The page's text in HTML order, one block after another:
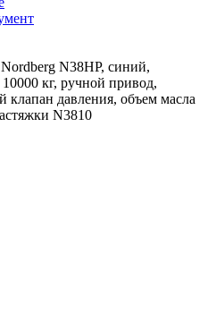
N38HP, синий,
кг, ручной привод,
клапан давления, объем масла
N3810